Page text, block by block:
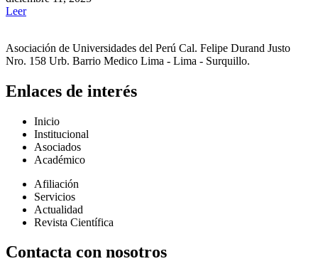
Leer
Asociación de Universidades del Perú Cal. Felipe Durand Justo
Nro. 158 Urb. Barrio Medico Lima - Lima - Surquillo.
Enlaces de interés
Inicio
Institucional
Asociados
Académico
Afiliación
Servicios
Actualidad
Revista Científica
Contacta con nosotros